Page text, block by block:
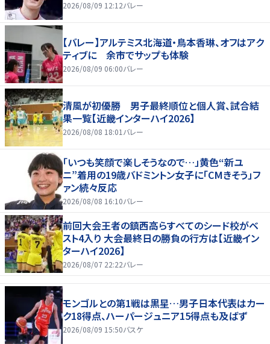
2026/08/09 12:12バレー
【バレー】アルテミス北海道・鳥本香琳、オフはアク
ティブに 余市でサップも体験
2026/08/09 06:00バレー
清風が初優勝 男子最終順位と個人賞、試合結
果一覧【近畿インターハイ2026】
2026/08/08 18:01 バレー
「いつも笑顔で楽しそうなので…」黄色“新ユ
ニ”着用の19歳バドミントン女子に「CMきそう」フ
ァン続々反応
2026/08/08 16:10バレー
前回大会王者の鎮西高らすべてのシード校がベ
スト4入り 大会最終日の勝負の行方は【近畿イン
ターハイ2026】
2026/08/07 22:22バレー
モンゴルとの第1戦は黒星…男子日本代表はカー
ク18得点、ハーパージュニア15得点も及ばず
2026/08/09 15:50バスケ